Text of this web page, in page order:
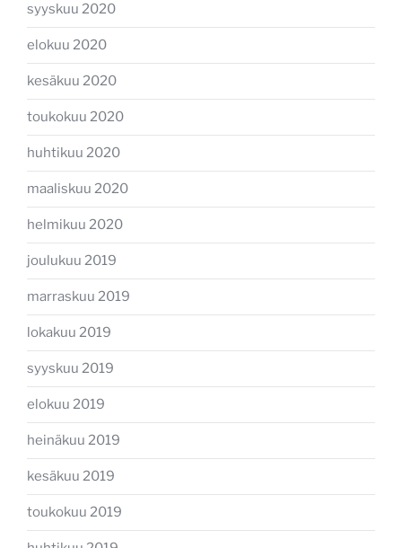
syyskuu 2020
elokuu 2020
kesäkuu 2020
toukokuu 2020
huhtikuu 2020
maaliskuu 2020
helmikuu 2020
joulukuu 2019
marraskuu 2019
lokakuu 2019
syyskuu 2019
elokuu 2019
heinäkuu 2019
kesäkuu 2019
toukokuu 2019